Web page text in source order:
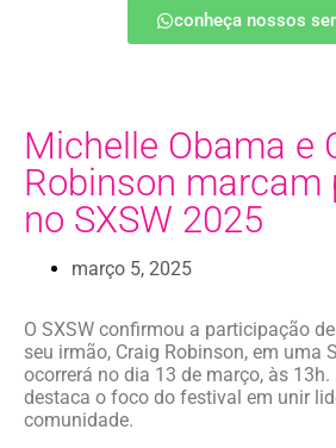
conheça nossos
Michelle Obama e
Robinson marcam
no SXSW 2025
março 5, 2025
O SXSW confirmou a participação
seu irmão, Craig Robinson, em uma
ocorrerá no dia 13 de março, às 13h.
destaca o foco do festival em unir
comunidade.